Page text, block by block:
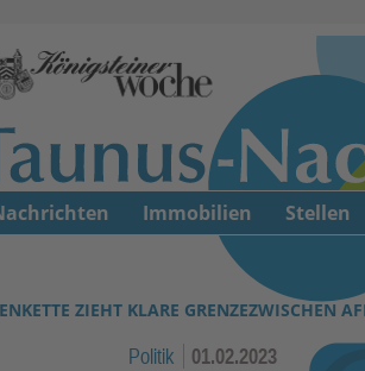
Zum Inhalt springen ↓
ZIEHT KLARE GRENZEZWISCHEN
Politik 01.02.2023
Immobilien Stellen